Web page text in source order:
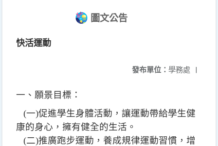
圖文公告
快活運動
發布單位： 學務處 |
一、願景目標：
(一)促進學生身體活動，讓運動帶給學生健
康的身心 ， 擁有健全的生活。
(二)推廣跑步運動，養成規律運動習慣，增